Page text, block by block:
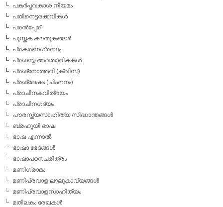
പകര്‍പ്പവകാശ നിയമം
പതിനെട്ടരക്കവികള്‍
പരല്‍പ്പേര്
പുസ്തക കൗതുകങ്ങള്‍
പ്രകരണഗ്രന്ഥം
പ്രശസ്ത അവതാരികകള്‍
പ്രശ്‌നോത്തരി (ക്വിസ്)
പ്രശ്ലേഷം (ചിഹ്നനം)
പ്രാചീനകവിത്രയം
പ്രാചീനഗദ്യം
പൗരസ്ത്യസാഹിത്യ സിദ്ധാന്തങ്ങള്‍
ബ്രഹൂയി ഭാഷ
ഭാഷ എന്നാല്‍
ഭാഷാ ഭേദങ്ങള്‍
ഭാഷാപഠനചരിത്രം
മണിഗ്രാമം
മണിപ്രവാള ലഘുകാവ്യങ്ങള്‍
മണിപ്രവാളസാഹിത്യം
മതിലകം രേഖകള്‍